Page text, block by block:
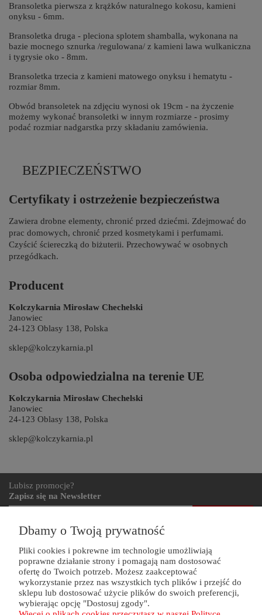
Bransoletka pierwsza z krążków naturalnego kokosu, kamieni
onyksu - 6mm.
Bransoletka druga - pleciona splotem shamballa, wykonana na
bazie mocnego sznurka /regulowana/ z kamieni lawa wulkaniczna
i tygrysie oko - 8mm.
Bransoletka trzecia z kamieni matowego onyksu i hematytu -
rozmiar 8mm.
Obwód bransoletek na zdjęciu wynosi ok 19cm - na życzenie
możemy wykonać bransoletki w innym rozmiarze - prosimy
podać rozmiar nadgarstka przy składaniu zamówienia.
BEZPIECZEŃSTWO
Certyfikaty i ostrzeżenie bezpieczeństwa
Zawiera drobne elementy, chronić przed dziećmi. Zdejmować do
prac domowych, chronić przed kosmetykami i perfumami.
Czyścić ściereczką do biżuterii. Przechowywać w osobnych
przegódkach.
Producent
Kolczykarnia Mirosław Chechelski
Janowiec
24-123 Oblasy 138, Polska
sklep@kolczykarnia.pl
Osoba odpowiedzialna na terenie UE
Kolczykarnia Mirosław Chechelski
Janowiec
24-123 Oblasy 138, Polska
sklep@kolczykarnia.pl
Lubisz promocje?
Zapisz się na Newsletter
ZAKUPY
POMOC
Dbamy o Twoją prywatność
Pliki cookies i pokrewne im technologie umożliwiają
poprawne działanie strony i pomagają nam dostosować
ofertę do Twoich potrzeb. Możesz zaakceptować
wykorzystanie przez nas wszystkich tych plików i przejść do
sklepu lub dostosować użycie plików do swoich preferencji,
wybierając opcję "Dostosuj zgody".